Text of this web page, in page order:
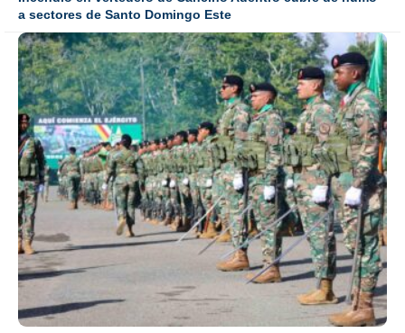
a sectores de Santo Domingo Este